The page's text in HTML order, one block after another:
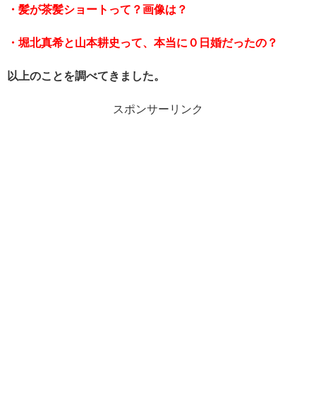
・髪が茶髪ショートって？画像は？
・堀北真希と山本耕史って、本当に０日婚だったの？
以上のことを調べてきました。
スポンサーリンク